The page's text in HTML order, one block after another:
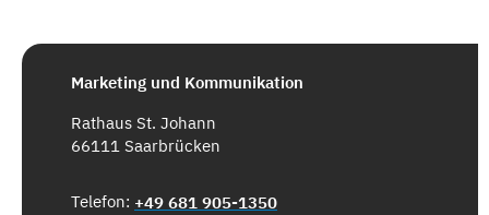
Marketing und Kommunikation
Rathaus St. Johann
66111 Saarbrücken
Telefon: +49 681 905-1350